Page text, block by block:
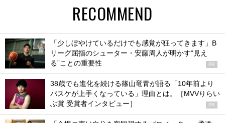
RECOMMEND
「少しぼやけているだけでも感覚が狂ってきます」B
リーグ屈指のシューター・安藤周人が明かす“見え
る”ことの重要性
PR
38歳でも進化を続ける篠山竜青が語る「10年前より
バスケが上手くなっている」理由とは。［MVVりらい
ぶ賞 受賞者インタビュー］
PR